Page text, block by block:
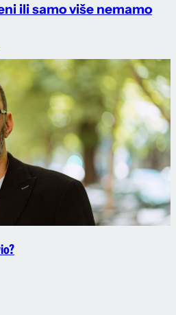
ili samo više nemamo